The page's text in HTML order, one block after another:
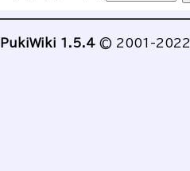
PukiWiki 1.5.4 © 2001-2022